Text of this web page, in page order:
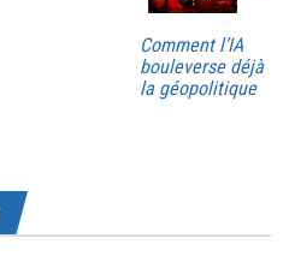
Comment l’IA
bouleverse déjà
la géopolitique